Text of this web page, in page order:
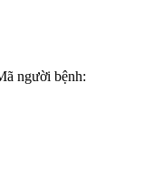
người bệnh: